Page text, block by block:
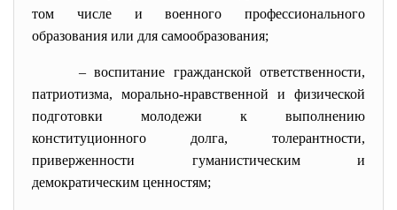
том числе и военного профессионального
образования или для самообразования;
– воспитание гражданской ответственности,
патриотизма, морально-нравственной и физической
подготовки молодежи к выполнению
конституционного долга, толерантности,
приверженности гуманистическим и
демократическим ценностям;